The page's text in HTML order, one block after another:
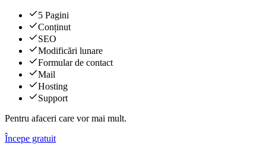
5 Pagini
Conținut
SEO
Modificări lunare
Formular de contact
Mail
Hosting
Support
Pentru afaceri care vor mai mult.
Începe gratuit